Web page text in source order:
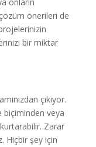
çözüm önerileri de
bir miktar
çıkıyor.
biçiminden veya
kurtarabilir. Zarar
Hiçbir şey için